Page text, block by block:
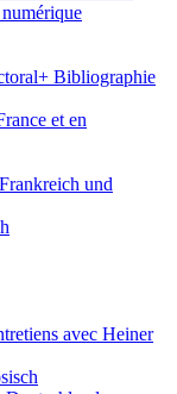
Bibliographie
et en
und
avec Heiner